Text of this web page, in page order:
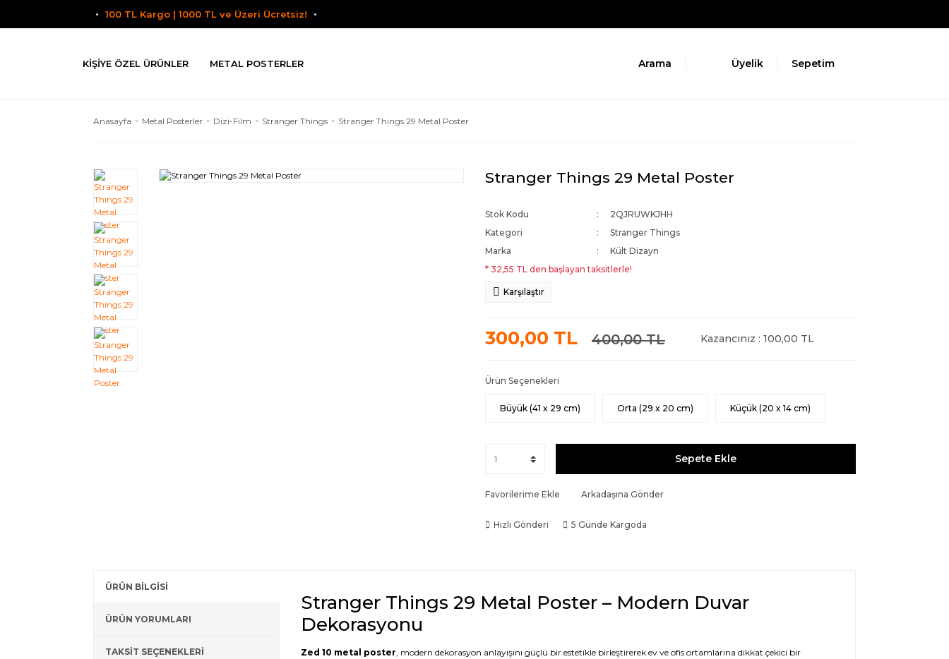
100 TL Kargo | 1000 TL ve Üzeri Ücretsiz!
KIŞIYE ÖZEL ÜRÜNLER METAL POSTERLER Arama Üyelik Sepetim
Anasayfa Metal Posterler Dizi-Film Stranger Things Stranger Things 29 Metal Poster
Stranger Things 29 Metal Poster
Stok Kodu
2QJRUWKJHH
Kategori
Stranger Things
Marka
Kült Dizayn
* 32,55 TL den başlayan taksitlerle!
Karşılaştır
300,00 TL 400,00 TL Kazancınız : 100,00 TL
Ürün Seçenekleri
Büyük (41 x 29 cm) Orta (29 x 20 cm) Küçük (20 x 14 cm)
Sepete Ekle
Favorilerime Ekle Arkadaşına Gönder
Hızlı Gönderi 5 Günde Kargoda
ÜRÜN BİLGİSİ
ÜRÜN YORUMLARI
TAKSİT SEÇENEKLERİ
Stranger Things 29 Metal Poster – Modern Duvar
Dekorasyonu
Zed 10 metal poster, modern dekorasyon anlayışını güçlü bir estetikle birleştirerek ev ve ofis ortamlarına dikkat çekici bir